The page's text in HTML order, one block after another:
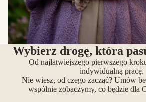
Wybierz drogę, która
Od najłatwiejszego pierwszego
indywidualną pracę.
Nie wiesz, od czego zacząć? Umów
wspólnie zobaczymy, co będzie dla